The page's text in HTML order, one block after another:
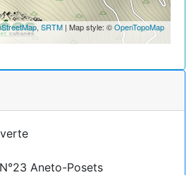
, SRTM | Map style: ©OpenTopoMap
N°23 Aneto-Posets